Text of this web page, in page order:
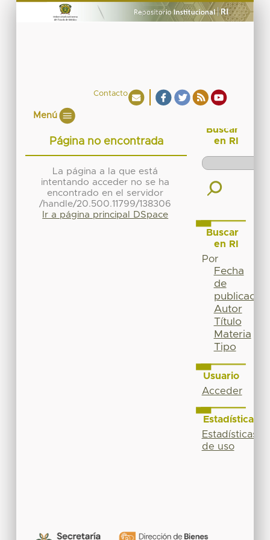
Contacto
Menú
Página no encontrada
La página a la que está
intentando acceder no se ha
encontrado en el servidor
/handle/20.500.11799/138306
Ir a página principal DSpace
Buscar
en RI
Buscar
en RI
Por
Fecha
de
publicación
Autor
Título
Materia
Tipo
Usuario
Acceder
Estadísticas
Estadísticas
de uso